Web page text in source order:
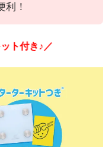
利！
ト付き♪／